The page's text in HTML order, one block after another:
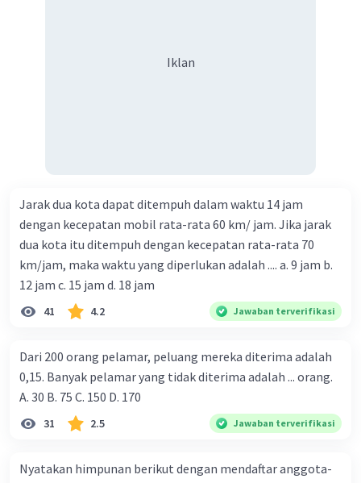
Iklan
Jarak dua kota dapat ditempuh dalam waktu 14 jam
dengan kecepatan mobil rata-rata 60 km/ jam. Jika jarak
dua kota itu ditempuh dengan kecepatan rata-rata 70
km/jam, maka waktu yang diperlukan adalah .... a. 9 jam b.
12 jam c. 15 jam d. 18 jam
41 4.2 Jawaban terverifikasi
Dari 200 orang pelamar, peluang mereka diterima adalah
0,15. Banyak pelamar yang tidak diterima adalah ... orang.
A. 30 B. 75 C. 150 D. 170
31 2.5 Jawaban terverifikasi
Nyatakan himpunan berikut dengan mendaftar anggota-